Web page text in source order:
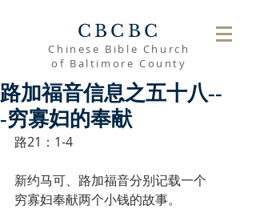
CBCBC
Chinese Bible Church
of Baltimore County
路加福音信息之五十八--
-穷寡妇的奉献
路21：1-4
新约马可、路加福音分别记载一个
穷寡妇奉献两个小钱的故事。